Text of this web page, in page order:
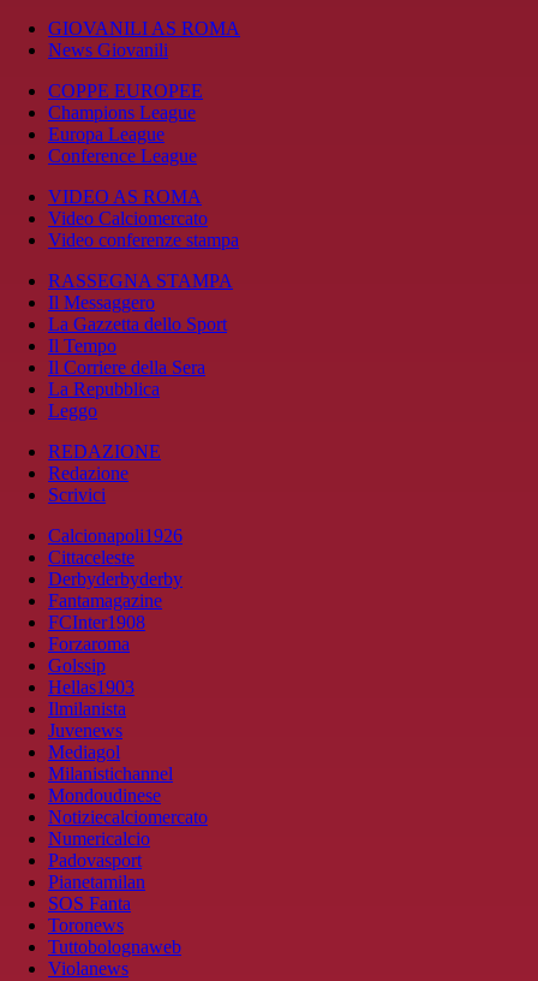
GIOVANILI AS ROMA
News Giovanili
COPPE EUROPEE
Champions League
Europa League
Conference League
VIDEO AS ROMA
Video Calciomercato
Video conferenze stampa
RASSEGNA STAMPA
Il Messaggero
La Gazzetta dello Sport
Il Tempo
Il Corriere della Sera
La Repubblica
Leggo
REDAZIONE
Redazione
Scrivici
Calcionapoli1926
Cittaceleste
Derbyderbyderby
Fantamagazine
FCInter1908
Forzaroma
Golssip
Hellas1903
Ilmilanista
Juvenews
Mediagol
Milanistichannel
Mondoudinese
Notiziecalciomercato
Numericalcio
Padovasport
Pianetamilan
SOS Fanta
Toronews
Tuttobolognaweb
Violanews